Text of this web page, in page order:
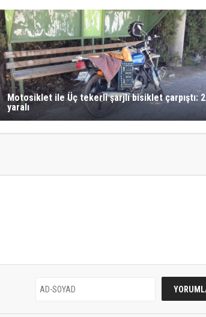
Motosiklet ile Üç tekerli şarjlı bisiklet çarpıştı: 2
yaralı